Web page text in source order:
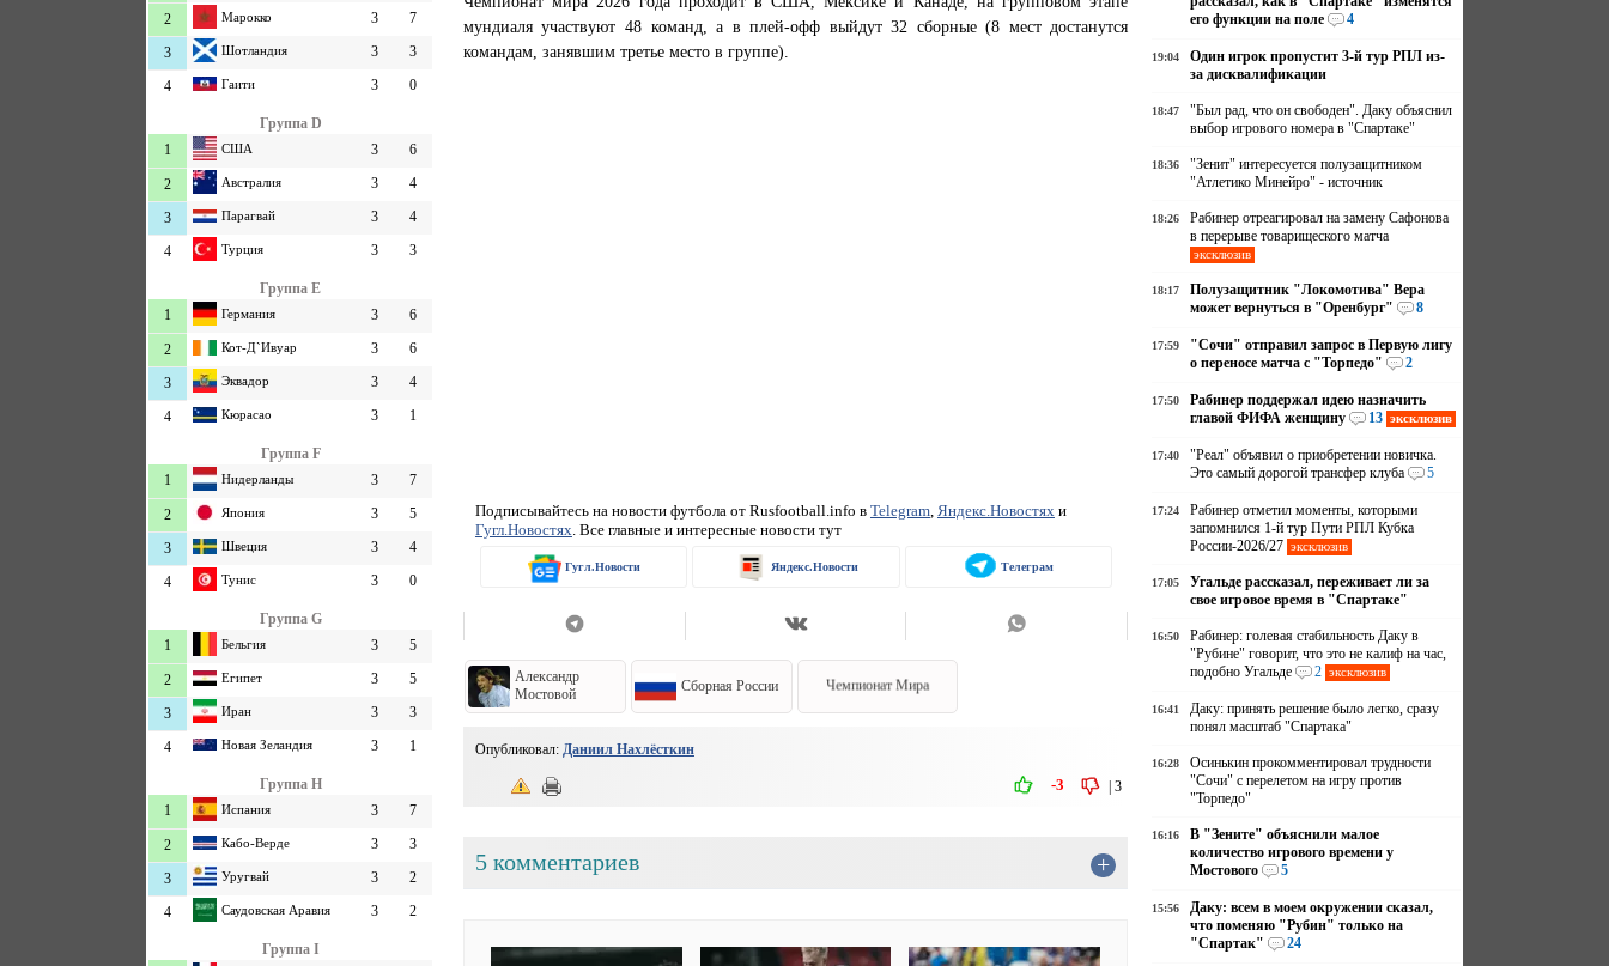
2 Марокко 3 7
3 Шотландия 3 3
4 Гаити 3 0
Группа D
1
США 3 6
2 Австралия 3 4
3 Парагвай 3 4
4 Турция 3 3
Группа E
1
Германия 3 6
2 Кот-Д`Ивуар 3 6
3 Эквадор 3 4
4 Кюрасао 3 1
Группа F
1
Нидерланды 3 7
2 Япония 3 5
3 Швеция 3 4
4 Тунис 3 0
Группа G
1
Бельгия 3 5
2 Египет 3 5
3 Иран 3 3
4 Новая Зеландия 3 1
Группа H
1
Испания 3 7
2 Кабо-Верде 3 3
3 Уругвай 3 2
4 Саудовская Аравия 3 2
Группа I
мундиаля участвуют 48 команд, а в плей-офф выйдут 32 сборные (8 мест достанутся
командам, занявшим третье место в группе).
Подписывайтесь на новости футбола от Rusfootball.info в Telegram, Яндекс.Новостях и
Гугл.Новостях . Все главные и интересные новости тут
Гугл.Новости Яндекс.Новости Телеграм
Александр
Мостовой
Сборная России Чемпионат Мира
Опубликовал: Даниил Нахлёсткин
|3
-3
5 комментариев +
его функции на поле
4
19:04
Один игрок пропустит 3-й тур РПЛ из-
за дисквалификации
18:47
"Был рад, что он свободен". Даку объяснил
выбор игрового номера в "Спартаке"
18:36
"Зенит" интересуется полузащитником
"Атлетико Минейро" - источник
18:26
Рабинер отреагировал на замену Сафонова
в перерыве товарищеского матча
эксклюзив
18:17
Полузащитник "Локомотива" Вера
может вернуться в "Оренбург"
8
17:59
"Сочи" отправил запрос в Первую лигу
о переносе матча с "Торпедо"
2
17:50
Рабинер поддержал идею назначить
главой ФИФА женщину
13 эксклюзив
17:40
"Реал" объявил о приобретении новичка.
Это самый дорогой трансфер клуба
5
17:24
Рабинер отметил моменты, которыми
запомнился 1-й тур Пути РПЛ Кубка
России-2026/27 эксклюзив
17:05
Угальде рассказал, переживает ли за
свое игровое время в "Спартаке"
16:50
Рабинер: голевая стабильность Даку в
"Рубине" говорит, что это не калиф на час,
подобно Угальде
2 эксклюзив
16:41
Даку: принять решение было легко, сразу
понял масштаб "Спартака"
16:28
Осинькин прокомментировал трудности
"Сочи" с перелетом на игру против
"Торпедо"
16:16
В "Зените" объяснили малое
количество игрового времени у
Мостового
5
15:56
Даку: всем в моем окружении сказал,
что поменяю "Рубин" только на
"Спартак"
24